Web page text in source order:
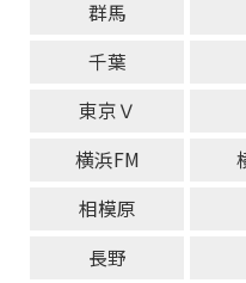
群馬
千葉
東京Ｖ
横浜FM
相模原
長野